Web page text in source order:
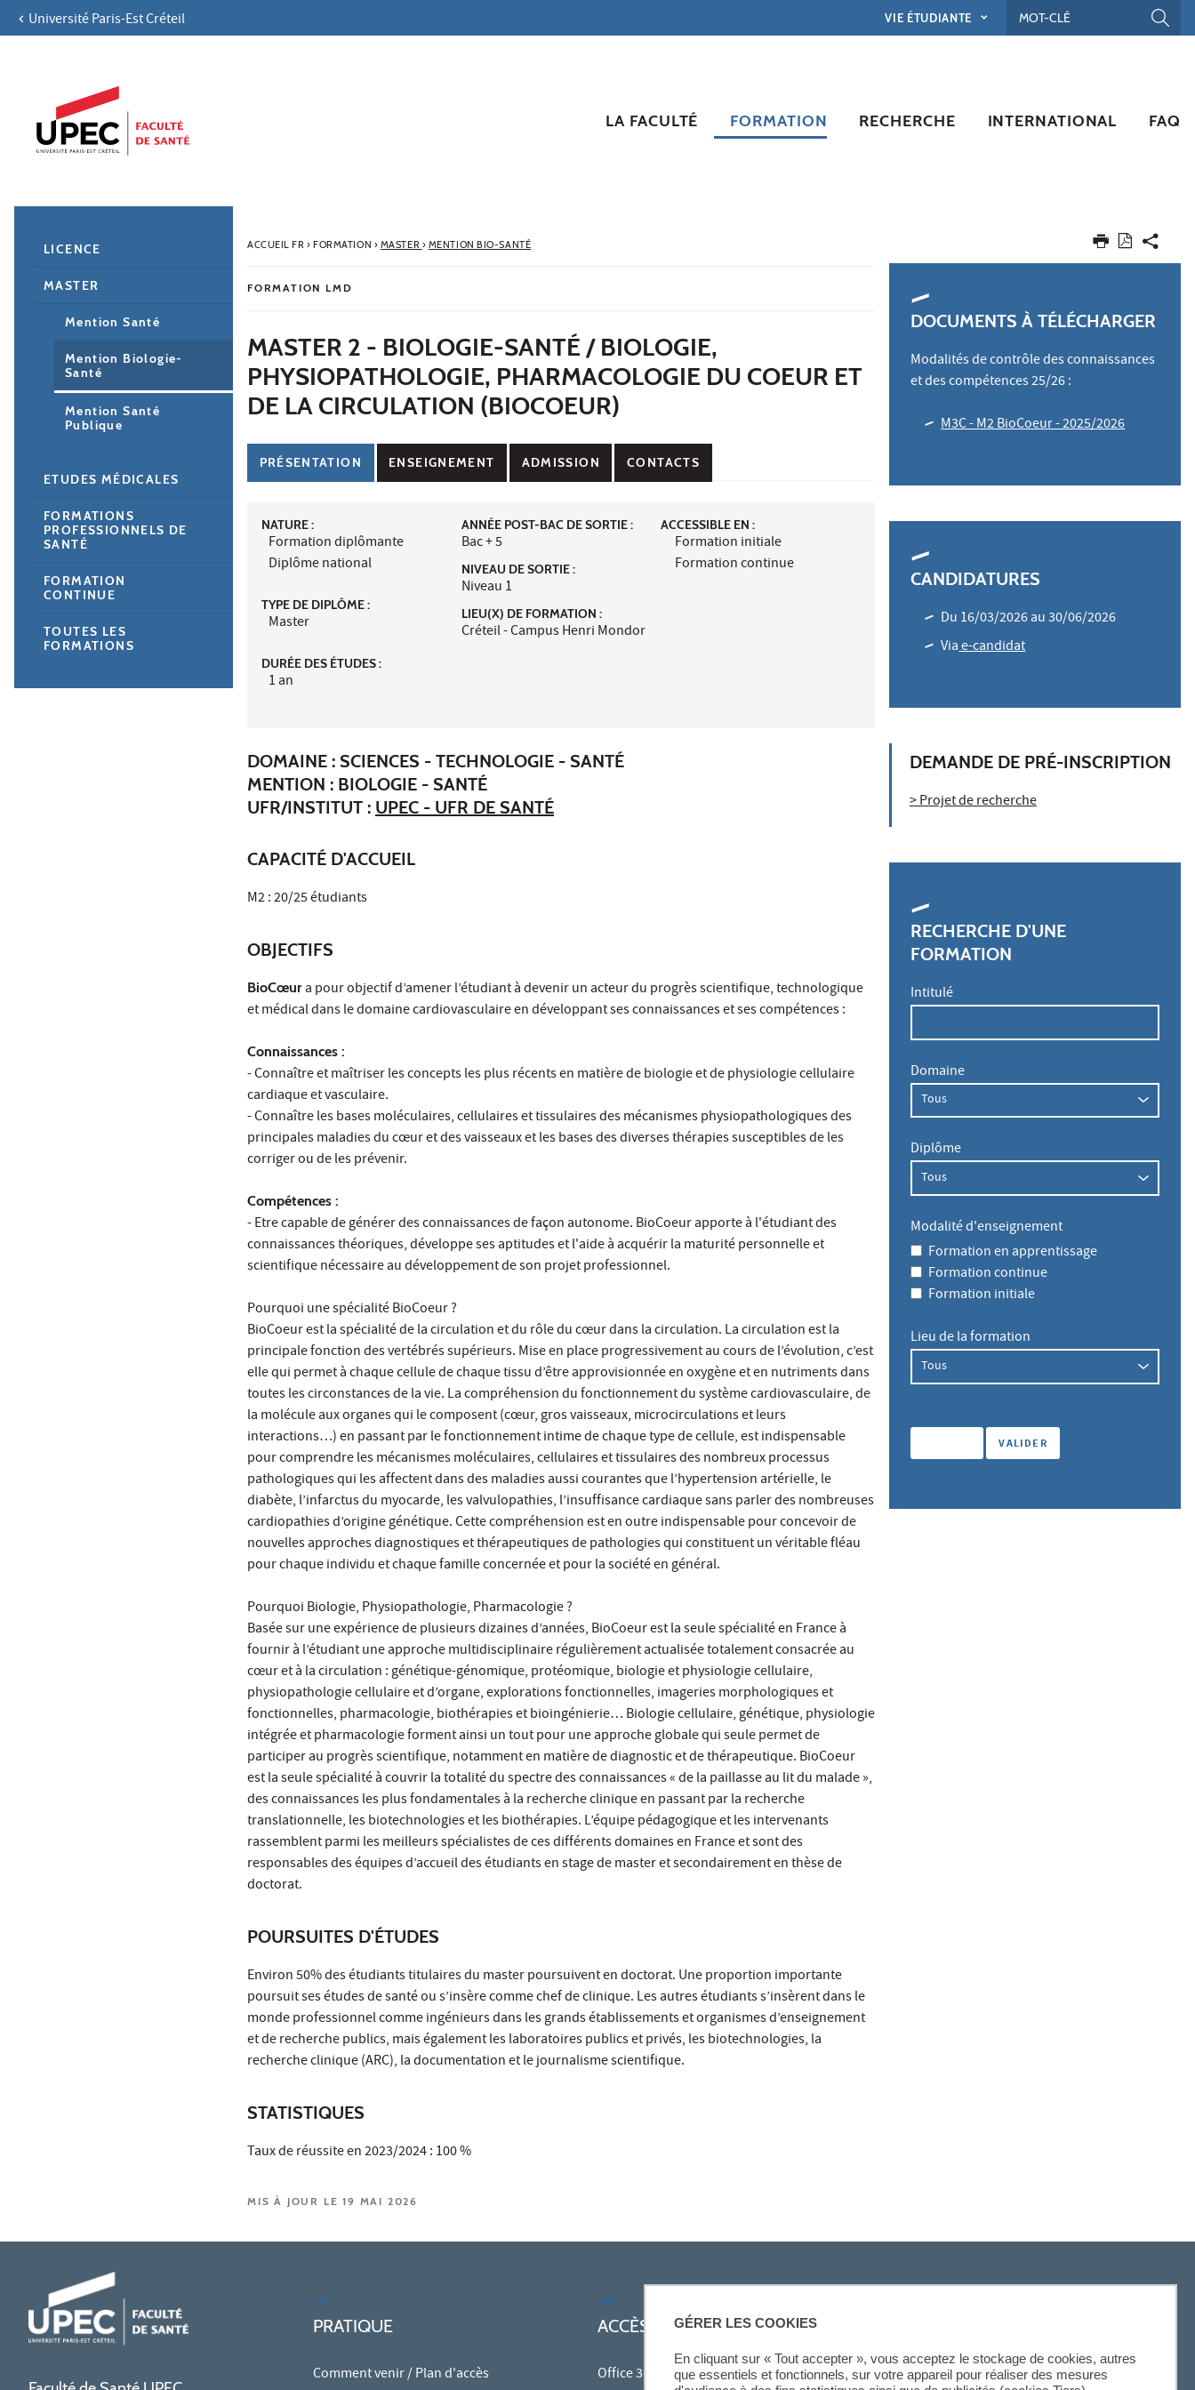
GÉRER LES COOKIES
En cliquant sur « Tout accepter », vous acceptez le stockage de cookies, autres
que essentiels et fonctionnels, sur votre appareil pour réaliser des mesures
Aller au contenu
Navigation secondaire
Université Paris-Est Créteil VIE ÉTUDIANTE
LA FACULTÉ FORMATION RECHERCHE INTERNATIONAL FAQ
ACCUEIL FR› FORMATION › MASTER › MENTION BIO-SANTÉ
FORMATION LMD
MASTER 2 - BIOLOGIE-SANTÉ / BIOLOGIE,
PHYSIOPATHOLOGIE, PHARMACOLOGIE DU COEUR ET
DE LA CIRCULATION (BIOCOEUR)
PRÉSENTATION ENSEIGNEMENT ADMISSION CONTACTS
NATURE :
Formation diplômante
Diplôme national
TYPE DE DIPLÔME :
Master
DURÉE DES ÉTUDES :
1 an
ANNÉE POST-BAC DE SORTIE :
Bac + 5
NIVEAU DE SORTIE :
Niveau 1
LIEU(X) DE FORMATION :
Créteil - Campus Henri Mondor
ACCESSIBLE EN :
Formation initiale
Formation continue
DOMAINE : SCIENCES - TECHNOLOGIE - SANTÉ
MENTION : BIOLOGIE - SANTÉ
UFR/INSTITUT : UPEC - UFR DE SANTÉ
CAPACITÉ D'ACCUEIL
M2 : 20/25 étudiants
OBJECTIFS
BioCœura pour objectif d’amener l’étudiant à devenir un acteur du progrès scientifique, technologique
et médical dans le domaine cardiovasculaire en développant ses connaissances et ses compétences :
Connaissances :
- Connaître et maîtriser les concepts les plus récents en matière de biologie et de physiologie cellulaire
cardiaque et vasculaire.
- Connaître les bases moléculaires, cellulaires et tissulaires des mécanismes physiopathologiques des
principales maladies du cœur et des vaisseaux et les bases des diverses thérapies susceptibles de les
corriger ou de les prévenir.
Compétences :
- Etre capable de générer des connaissances de façon autonome. BioCoeur apporte à l'étudiant des
connaissances théoriques, développe ses aptitudes et l'aide à acquérir la maturité personnelle et
scientifique nécessaire au développement de son projet professionnel.
Pourquoi une spécialité BioCoeur ?
BioCoeur est la spécialité de la circulation et du rôle du cœur dans la circulation. La circulation est la
principale fonction des vertébrés supérieurs. Mise en place progressivement au cours de l’évolution, c’est
elle qui permet à chaque cellule de chaque tissu d’être approvisionnée en oxygène et en nutriments dans
toutes les circonstances de la vie. La compréhension du fonctionnement du système cardiovasculaire, de
la molécule aux organes qui le composent (cœur, gros vaisseaux, microcirculations et leurs
interactions…) en passant par le fonctionnement intime de chaque type de cellule, est indispensable
pour comprendre les mécanismes moléculaires, cellulaires et tissulaires des nombreux processus
pathologiques qui les affectent dans des maladies aussi courantes que l’hypertension artérielle, le
diabète, l’infarctus du myocarde, les valvulopathies, l’insuffisance cardiaque sans parler des nombreuses
cardiopathies d’origine génétique. Cette compréhension est en outre indispensable pour concevoir de
nouvelles approches diagnostiques et thérapeutiques de pathologies qui constituent un véritable fléau
pour chaque individu et chaque famille concernée et pour la société en général.
Pourquoi Biologie, Physiopathologie, Pharmacologie ?
Basée sur une expérience de plusieurs dizaines d’années, BioCoeur est la seule spécialité en France à
fournir à l’étudiant une approche multidisciplinaire régulièrement actualisée totalement consacrée au
cœur et à la circulation : génétique-génomique, protéomique, biologie et physiologie cellulaire,
physiopathologie cellulaire et d’organe, explorations fonctionnelles, imageries morphologiques et
fonctionnelles, pharmacologie, biothérapies et bioingénierie… Biologie cellulaire, génétique, physiologie
intégrée et pharmacologie forment ainsi un tout pour une approche globale qui seule permet de
participer au progrès scientifique, notamment en matière de diagnostic et de thérapeutique. BioCoeur
est la seule spécialité à couvrir la totalité du spectre des connaissances « de la paillasse au lit du malade »,
des connaissances les plus fondamentales à la recherche clinique en passant par la recherche
translationnelle, les biotechnologies et les biothérapies. L’équipe pédagogique et les intervenants
rassemblent parmi les meilleurs spécialistes de ces différents domaines en France et sont des
responsables des équipes d’accueil des étudiants en stage de master et secondairement en thèse de
doctorat.
POURSUITES D'ÉTUDES
Environ 50% des étudiants titulaires du master poursuivent en doctorat. Une proportion importante
poursuit ses études de santé ou s’insère comme chef de clinique. Les autres étudiants s’insèrent dans le
monde professionnel comme ingénieurs dans les grands établissements et organismes d’enseignement
et de recherche publics, mais également les laboratoires publics et privés, les biotechnologies, la
recherche clinique (ARC), la documentation et le journalisme scientifique.
STATISTIQUES
Taux de réussite en 2023/2024 : 100 %
MIS À JOUR LE 19 MAI 2026
DOCUMENTS À TÉLÉCHARGER
Modalités de contrôle des connaissances
et des compétences 25/26 :
M3C - M2 BioCoeur - 2025/2026
CANDIDATURES
Du 16/03/2026 au 30/06/2026
Viae-candidat
DEMANDE DE PRÉ-INSCRIPTION
> Projet de recherche
RECHERCHE D'UNE
FORMATION
Intitulé
Domaine
Diplôme
Modalité d'enseignement
Formation en apprentissage
Formation continue
Formation initiale
Lieu de la formation
LICENCE
MASTER
Mention Santé
Mention Biologie-
Santé
Mention Santé
Publique
ETUDES MÉDICALES
FORMATIONS
PROFESSIONNELS DE
SANTÉ
FORMATION
CONTINUE
TOUTES LES
FORMATIONS
PRATIQUE
Comment venir / Plan d'accès
ACCÈS RAPIDES
Office 365